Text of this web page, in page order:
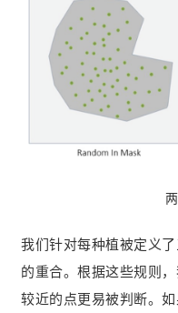
我们针对每种植被定义
的重合。根据这些规则
较近的点更易被判断。